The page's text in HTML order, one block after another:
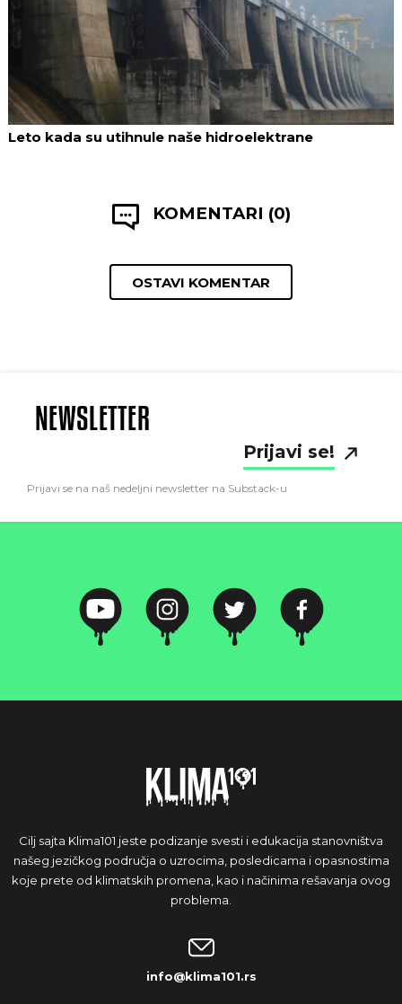
Leto kada su utihnule naše hidroelektrane
KOMENTARI (0)
OSTAVI KOMENTAR
NEWSLETTER
Prijavi se!
Prijavi se na naš nedeljni newsletter na Substack-u
Cilj sajta Klima101 jeste podizanje svesti i edukacija stanovništva
našeg jezičkog područja o uzrocima, posledicama i opasnostima
koje prete od klimatskih promena, kao i načinima rešavanja ovog
problema.
info@klima101.rs